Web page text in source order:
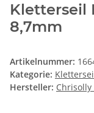
Kletterseil
8,7mm
Artikelnummer:
Kategorie:
Hersteller: